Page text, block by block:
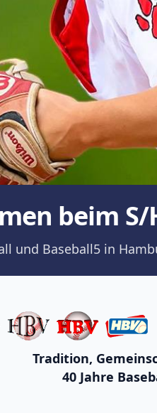
beim S/
und Baseball5 in
Tradition,
40 Jahre